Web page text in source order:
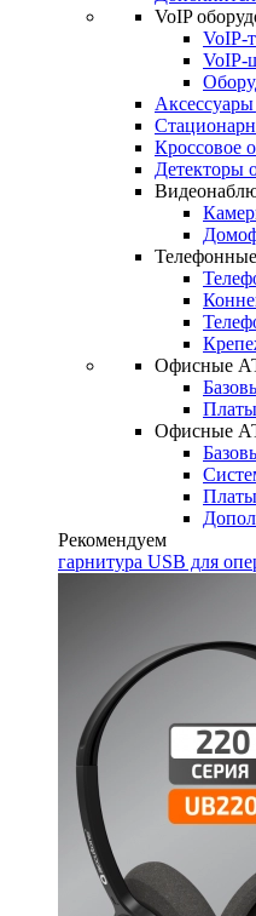
VoIP
VoIP-
Кроссовое
Детекторы
Офисные
Офисные
Рекомендуем
гарнитура USB для